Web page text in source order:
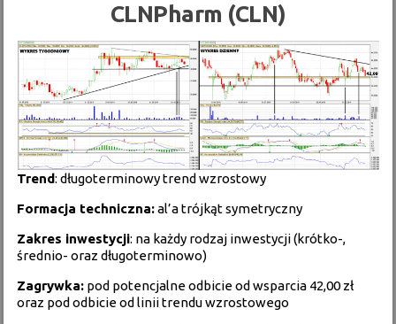
CLNPharm (CLN)
Trend: długoterminowy trend wzrostowy
Formacja techniczna:al’a trójkąt symetryczny
Zakres inwestycji: na każdy rodzaj inwestycji (krótko-,
średnio- oraz długoterminowo)
Zagrywka: pod potencjalne odbicie od wsparcia 42,00 zł
oraz pod odbicie od linii trendu wzrostowego